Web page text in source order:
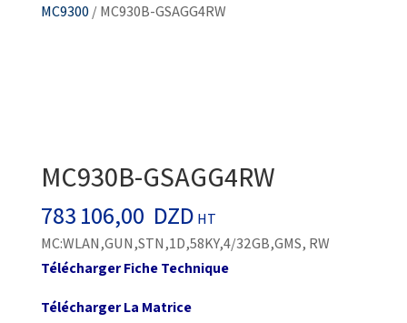
MC9300/ MC930B-GSAGG4RW
MC930B-GSAGG4RW
783 106,00 DZD HT
MC:WLAN,GUN,STN,1D,58KY,4/32GB,GMS, RW
Télécharger Fiche Technique
Télécharger La Matrice